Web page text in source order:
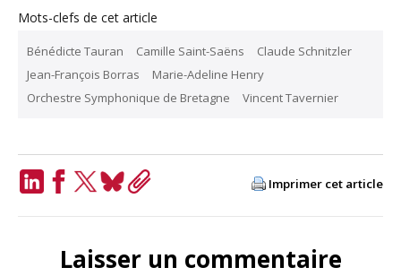
Mots-clefs de cet article
Bénédicte Tauran Camille Saint-Saëns
Claude Schnitzler
Jean-François Borras
Marie-Adeline Henry
Orchestre Symphonique de Bretagne
Vincent Tavernier
Imprimer cet article
Laisser un commentaire